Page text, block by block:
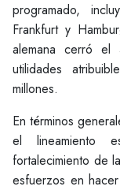
programado,
Frankfurt y
alemana cerró el
utilidades
millones.
En términos
el lineamiento
fortalecimiento de
esfuerzos en